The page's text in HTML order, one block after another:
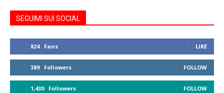
SEGUIMI SUI SOCIAL
824 Fans LIKE
389 Followers FOLLOW
1,430 Followers FOLLOW